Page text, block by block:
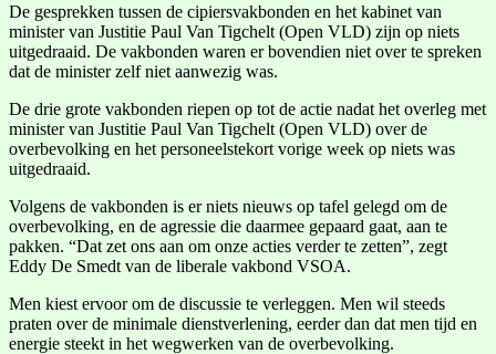
De gesprekken tussen de cipiersvakbonden en het kabinet van
minister van Justitie Paul Van Tigchelt (Open VLD) zijn op niets
uitgedraaid. De vakbonden waren er bovendien niet over te spreken
dat de minister zelf niet aanwezig was.
De drie grote vakbonden riepen op tot de actie nadat het overleg met
minister van Justitie Paul Van Tigchelt (Open VLD) over de
overbevolking en het personeelstekort vorige week op niets was
uitgedraaid.
Volgens de vakbonden is er niets nieuws op tafel gelegd om de
overbevolking, en de agressie die daarmee gepaard gaat, aan te
pakken. “Dat zet ons aan om onze acties verder te zetten”, zegt
Eddy De Smedt van de liberale vakbond VSOA.
Men kiest ervoor om de discussie te verleggen. Men wil steeds
praten over de minimale dienstverlening, eerder dan dat men tijd en
energie steekt in het wegwerken van de overbevolking.